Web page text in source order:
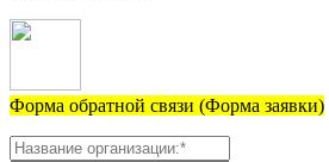
Форма обратной связи (Форма заявки)